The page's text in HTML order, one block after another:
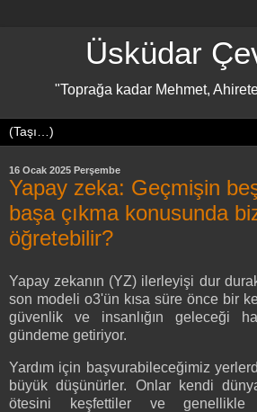
Üsküdar
"Toprağa kadar Mehmet,
16 Ocak 2025 Perşembe
Yapay zeka: Geçmişin
başa çıkma konusunda
öğretebilir?
Yapay zekanın (YZ) ilerleyişi dur
son modeli o3'ün kısa süre önce bir
güvenlik ve insanlığın geleceği
gündeme getiriyor.
Yardım için başvurabileceğimiz
büyük düşünürler. Onlar kendi
ötesini keşfettiler ve genellikle